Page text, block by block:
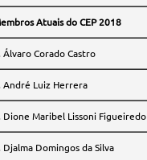
Atuais do CEP 2018
Álvaro Corado Castro
André Luiz Herrera
Dione Maribel Lissoni Figueiredo
Djalma Domingos da Silva